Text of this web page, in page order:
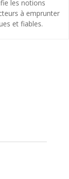
les notions
à emprunter
et fiables.